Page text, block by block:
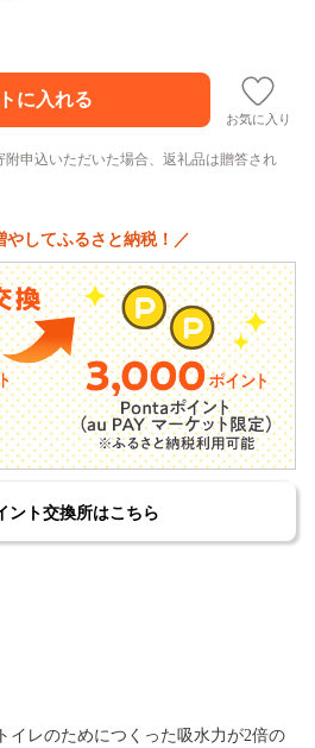
お気に入り
申込いただいた場合、返礼品は贈答され
やしてふるさと納税！／
ント交換所はこちら
イレのためにつくった吸水力が2倍の